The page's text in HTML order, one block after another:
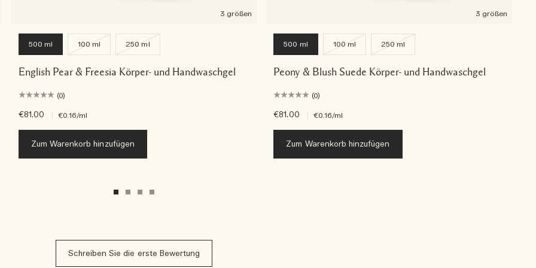
3 größen
500 ml 100 ml 250 ml
English Pear & Freesia Körper- und Handwaschgel
(0)
€81.00 €0.16/ml
Zum Warenkorb hinzufügen
3 größen
500 ml 100 ml 250 ml
Peony & Blush Suede Körper- und Handwaschgel
(0)
€81.00 €0.16/ml
Zum Warenkorb hinzufügen
Schreiben Sie die erste Bewertung